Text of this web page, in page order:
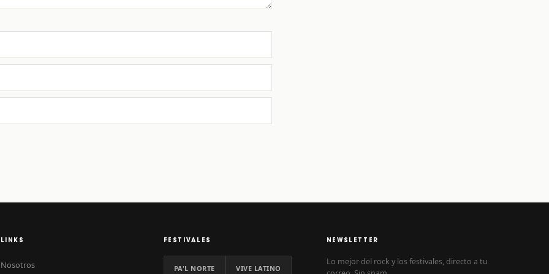
LINKS
Nosotros
FESTIVALES
PA'L NORTE VIVE LATINO
NEWSLETTER
Lo mejor del rock y los festivales, directo a tu